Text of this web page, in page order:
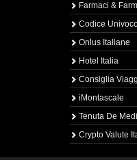
Farmaci &
Codice
Onlus Italiane
Hotel Italia
Consiglia
iMontascale
Tenuta De
Crypto Valute